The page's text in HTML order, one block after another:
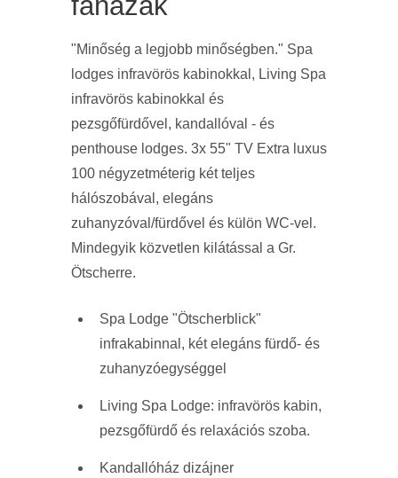
"Minőség a legjobb minőségben." Spa
lodges infravörös kabinokkal, Living Spa
infravörös kabinokkal és
pezsgőfürdővel, kandallóval - és
penthouse lodges. 3x 55" TV Extra luxus
100 négyzetméterig két teljes
hálószobával, elegáns
zuhanyzóval/fürdővel és külön WC-vel.
Mindegyik közvetlen kilátással a Gr.
Ötscherre.
Spa Lodge "Ötscherblick"
infrakabinnal, két elegáns fürdő- és
zuhanyzóegységgel
Living Spa Lodge: infravörös kabin,
pezsgőfürdő és relaxációs szoba.
Kandallóház dizájner